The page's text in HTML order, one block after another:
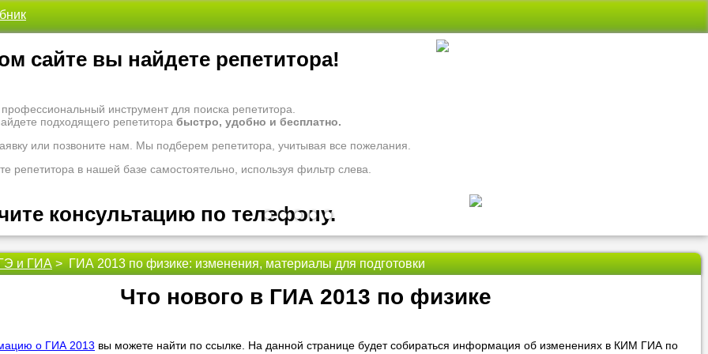
•••••
сайте вы найдете репетитора!
инструмент для поиска репетитора.
подходящего репетитора быстро, удобно и бесплатно.
или позвоните нам. Мы подберем репетитора, учитывая все пожелания.
репетитора в нашей базе самостоятельно, используя фильтр слева.
консультацию по телефону.
проконсультировать Вас по вопросам образования. Задайте свои вопросы
надо ломать голову, к кому обратиться за помощью - для этого естьNado5.ru!
помогут вам.
и ГИА > ГИА 2013 по физике: изменения, материалы для подготовки
Что нового в ГИА 2013 по физике
о ГИА 2013 вы можете найти по ссылке. На данной странице будет собираться информация об изменениях в КИМ ГИА по